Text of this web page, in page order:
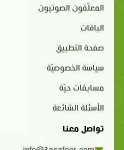
المعلّقون الصوتيون
الباقات
صفحة التطبيق
سياسة الخصوصيّة
مسابقات حيّة
الأسئلة الشائعة
تواصل معنا